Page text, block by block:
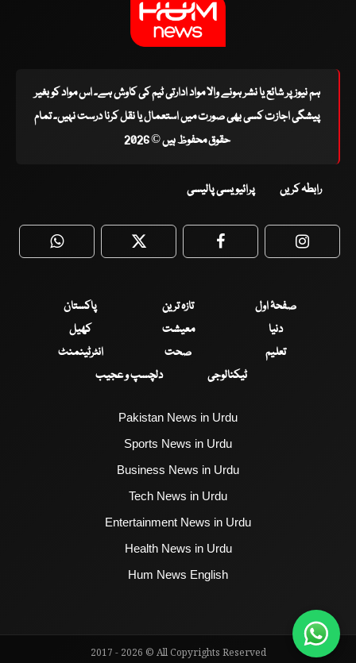
ہم نیوز پر شائع یا نشر ہونے والا مواد ادارتی ٹیم کی کاوش ہے۔ اس مواد کو بغیر
پیشگی اجازت کسی بھی صورت میں استعمال یا نقل کرنا درست نہیں۔ تمام
حقوق محفوظ ہیں © 2026
رابطہ کریں پرائیویسی پالیسی
WhatsApp Twitter Facebook
صفحۂ اول تازہ ترین
پاکستان
دنیا
معیشت
کھیل
تعلیم
صحت
انٹرٹینمنٹ
ٹیکنالوجی
دلچسپ و عجیب
Pakistan News in Urdu
Sports News in Urdu
Business News in Urdu
Tech News in Urdu
Entertainment News in Urdu
Health News in Urdu
Hum News English
2017 - 2026 © All Copyrights Reserved